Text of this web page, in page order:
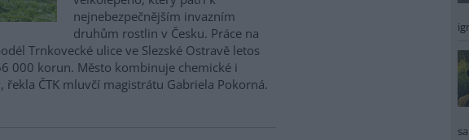
nejnebezpečnějším invazním
druhům rostlin v Česku. Práce na
Trnkovecké ulice ve Slezské Ostravě letos
000 korun. Město kombinuje chemické i
řekla ČTK mluvčí magistrátu Gabriela Pokorná.